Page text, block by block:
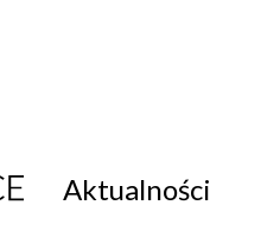
Przeskocz do treści
Aktualności